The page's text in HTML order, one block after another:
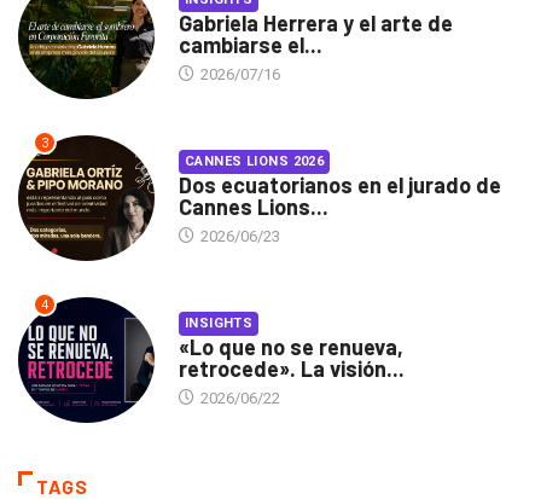
Gabriela Herrera y el arte de
cambiarse el...
2026/07/16
3
CANNES LIONS 2026
Dos ecuatorianos en el jurado de
Cannes Lions...
2026/06/23
4
INSIGHTS
«Lo que no se renueva,
retrocede». La visión...
2026/06/22
TAGS